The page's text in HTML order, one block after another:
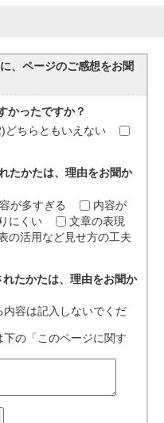
、ページのご感想をお聞
かったですか？
どちらともいえない
たかたは、理由をお聞か
が多すぎる
内容が
にくい
文章の表現
の活用など見せ方の工夫
たかたは、理由をお聞か
容は記入しないでくだ
の「このページに関す